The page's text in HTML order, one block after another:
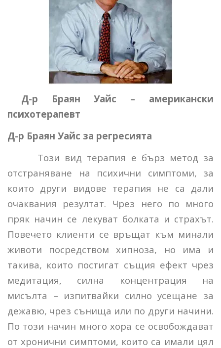
Д-р Браян Уайс – американски
психотерапевт
Д-р Браян Уайс за регресията
Този вид терапия е бърз метод за
отстраняване на психични симптоми, за
които други видове терапия не са дали
очаквания резултат. Чрез него по много
пряк начин се лекуват болката и страхът.
Повечето клиенти се връщат към минали
животи посредством хипноза, но има и
такива, които постигат същия ефект чрез
медитация, силна концентрация на
мисълта – изпитвайки силно усещане за
дежавю, чрез сънища или по други начини.
По този начин много хора се освобождават
от хронични симптоми, които са имали цял